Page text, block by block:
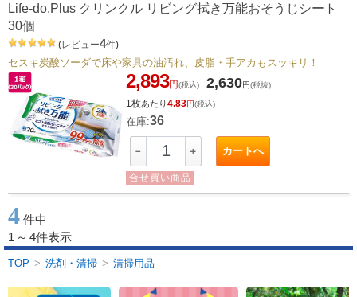
Life-do.Plus クリンクル リビング拭き万能おそうじシート
30個
(レビュー4件)
セスキ炭酸ソーダで床や家具の油汚れ、皮脂・手アカもスッキリ！
2,893円(税込) 2,630円(税抜)
1枚あたり4.83円(税込)
在庫:36
－ ＋ カートへ
合せ買い商品
4 件中
1 ～ 4件表示
TOP > 洗剤・清掃 > 清掃用品